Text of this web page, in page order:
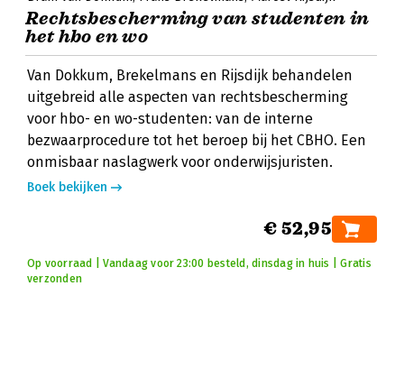
Rechtsbescherming van studenten in
het hbo en wo
Van Dokkum, Brekelmans en Rijsdijk behandelen
uitgebreid alle aspecten van rechtsbescherming
voor hbo- en wo-studenten: van de interne
bezwaarprocedure tot het beroep bij het CBHO. Een
onmisbaar naslagwerk voor onderwijsjuristen.
Boek bekijken
€ 52,95
Op voorraad | Vandaag voor 23:00 besteld, dinsdag in huis | Gratis
verzonden